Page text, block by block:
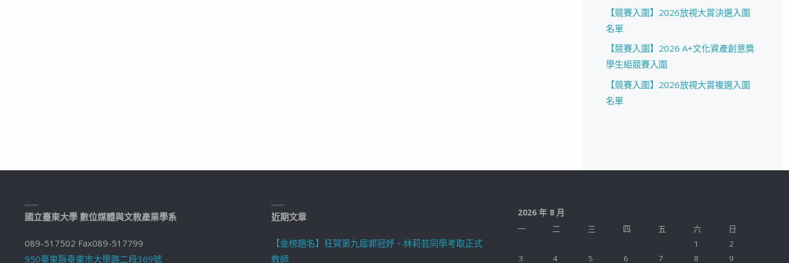
【競賽入圍】2026放視大賞決選入圍
名單
【競賽入圍】2026 A+文化資產創意獎
學生組競賽入圍
【競賽入圍】2026放視大賞複選入圍
名單
國立臺東大學 數位媒體與文教產業學系
089-517502 Fax089-517799
950臺東縣臺東市大學路二段369號
近期文章
【金榜題名】狂賀第九屆郭冠妤、林莉芸同學考取正式
教師
2026 年 8 月
一
二 三 四 五 六
日
1
2
3
4 5 6 7 8 9